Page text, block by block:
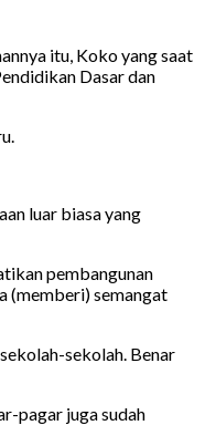
itu, Koko yang saat
Dasar dan
luar biasa yang
pembangunan
(memberi) semangat
sekolah. Benar
pagar juga sudah